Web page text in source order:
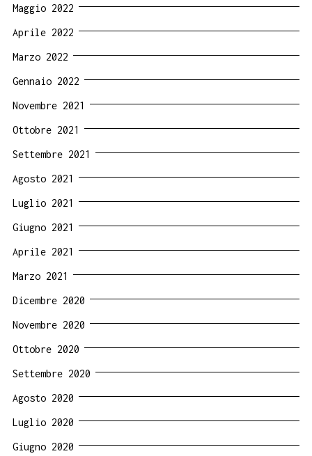
Maggio 2022
Aprile 2022
Marzo 2022
Gennaio 2022
Novembre 2021
Ottobre 2021
Settembre 2021
Agosto 2021
Luglio 2021
Giugno 2021
Aprile 2021
Marzo 2021
Dicembre 2020
Novembre 2020
Ottobre 2020
Settembre 2020
Agosto 2020
Luglio 2020
Giugno 2020